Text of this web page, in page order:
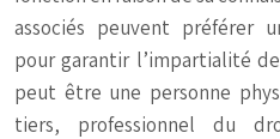
associés peuvent préférer
pour garantir l’impartialité
peut être une personne
tiers, professionnel du